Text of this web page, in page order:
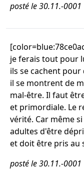
posté le 30.11.-0001
je ferais tout pour
ils se cachent
il se montrent de
mal-être. Il faut
et primordiale. Le
vérité. Car même
adultes d'être
et doit être pris au
posté le 30.11.-0001